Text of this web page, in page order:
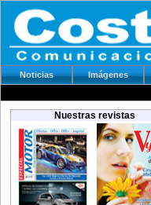
Noticias Imágenes
Nuestras revistas